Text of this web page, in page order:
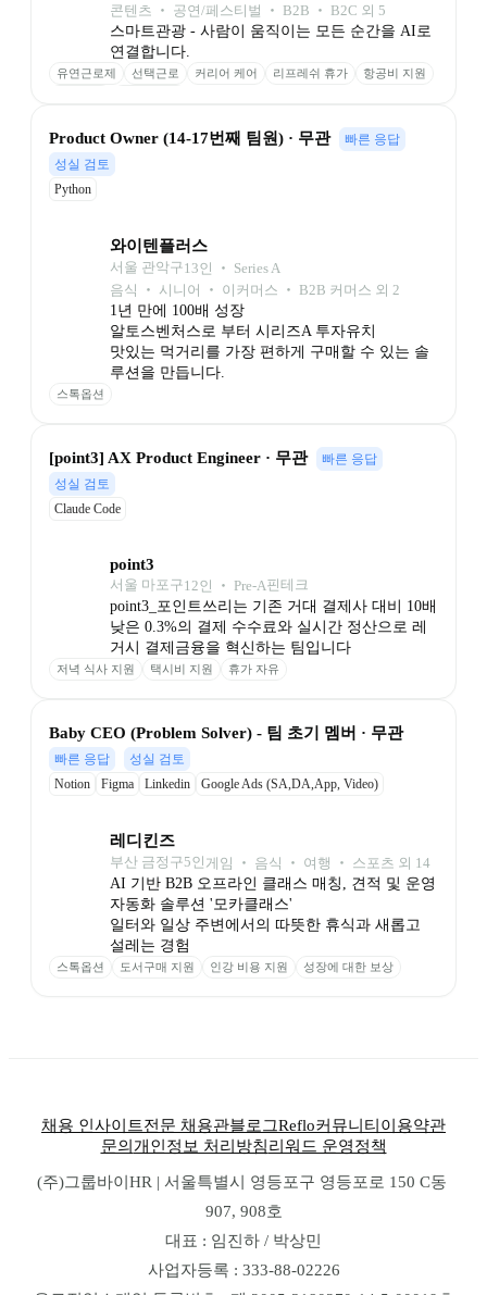
콘텐츠 ‧ 공연/페스티벌 ‧ B2B ‧ B2C 외 5
스마트관광 - 사람이 움직이는 모든 순간을 AI로
연결합니다.
유연근로제 선택근로 커리어 케어 리프레쉬 휴가
항공비 지원
Product Owner (14-17번째 팀원) · 무관
빠른 응답
성실 검토
Python
와이텐플러스
서울 관악구13인 ‧ Series A
음식 ‧ 시니어 ‧ 이커머스 ‧ B2B 커머스 외 2
1년 만에 100배 성장
알토스벤처스로 부터 시리즈A 투자유치
맛있는 먹거리를 가장 편하게 구매할 수 있는 솔
루션을 만듭니다.
스톡옵션
[point3] AX Product Engineer · 무관
빠른 응답
성실 검토
Claude Code
point3
서울 마포구12인 ‧ Pre-A핀테크
point3_포인트쓰리는 기존 거대 결제사 대비 10배
낮은 0.3%의 결제 수수료와 실시간 정산으로 레
거시 결제금융을 혁신하는 팀입니다
저녁 식사 지원 택시비 지원 휴가 자유
Baby CEO (Problem Solver) - 팀 초기 멤버 · 무관
빠른 응답
성실 검토
Notion
Figma Linkedin
Google Ads (SA,DA,App, Video)
레디킨즈
부산 금정구5인 게임 ‧ 음식 ‧ 여행 ‧ 스포츠 외 14
AI 기반 B2B 오프라인 클래스 매칭, 견적 및 운영
자동화 솔루션 '모카클래스'
일터와 일상 주변에서의 따뜻한 휴식과 새롭고
설레는 경험
스톡옵션 도서구매 지원 인강 비용 지원 성장에 대한 보상
채용 인사이트전문 채용관블로그Reflo커뮤니티 이용약관
문의 개인정보 처리방침리워드 운영정책
(주)그룹바이HR | 서울특별시 영등포구 영등포로 150 C동
907, 908호
대표 : 임진하 / 박상민
사업자등록 : 333-88-02226